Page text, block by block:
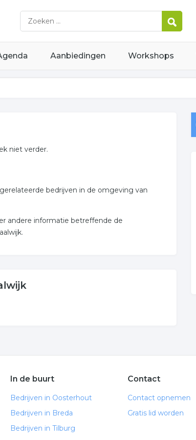
Aanbiedingen Workshops
niet verder.
bedrijven in de omgeving van
andere informatie betreffende de
In de buurt
Bedrijven in Oosterhout
Bedrijven in Breda
Bedrijven in Tilburg
Contact
Contact opnemen
Gratis lid worden